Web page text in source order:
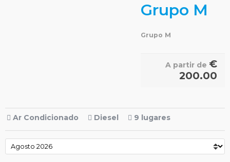
Grupo M
Grupo M
A partir de €
200.00
Ar Condicionado Diesel 9 lugares